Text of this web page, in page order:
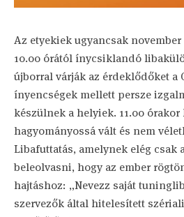
Az etyekiek ugyancsak november
10.00 órától ínycsiklandó
újborral várják az érdeklődőket a
ínyencségek mellett persze
készülnek a helyiek. 11.00
hagyományossá vált és nem
Libafuttatás, amelynek elég csak
beleolvasni, hogy az ember
hajtáshoz: „Nevezz saját
szervezők által hitelesített